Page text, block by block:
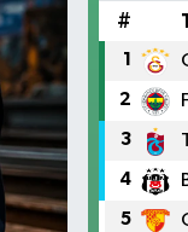
#
1
2
3
4
5